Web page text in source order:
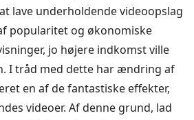
lave underholdende videoopslag
popularitet og økonomiske
jo højere indkomst ville
I tråd med dette har ændring af
en af de fantastiske effekter,
videoer. Af denne grund, lad